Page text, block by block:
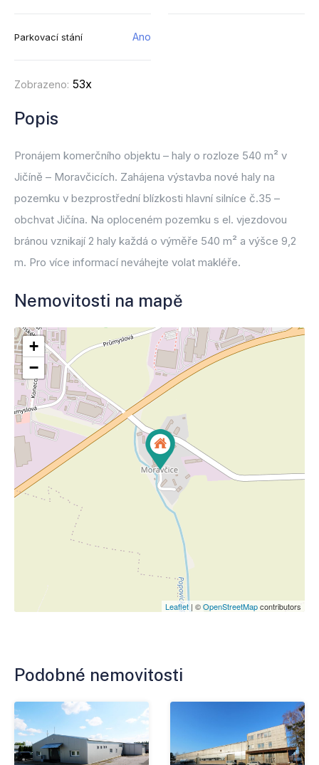
Parkovací stání Ano
Zobrazeno: 53x
Popis
Pronájem komerčního objektu – haly o rozloze 540 m² v
Jičíně – Moravčicích. Zahájena výstavba nové haly na
pozemku v bezprostřední blízkosti hlavní silníce č.35 –
obchvat Jičína. Na oploceném pozemku s el. vjezdovou
bránou vznikají 2 haly každá o výměře 540 m² a výšce 9,2
m. Pro více informací neváhejte volat makléře.
Nemovitosti na mapě
+
−
Leaflet | ©OpenStreetMapcontributors
Podobné nemovitosti